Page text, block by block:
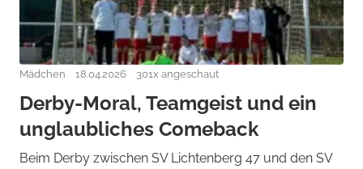
Mädchen 18.04.2026 301x angeschaut
Derby-Moral, Teamgeist und ein
unglaubliches Comeback
Beim Derby zwischen SV Lichtenberg 47 und den SV